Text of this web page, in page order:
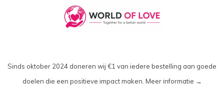
Sinds oktober 2024 doneren wij €1 van iedere bestelling aan goede
doelen die een positieve impact maken. Meer informatie →